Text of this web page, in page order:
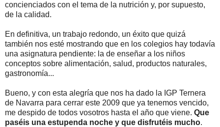
concienciados con el tema de la nutrición y, por supuesto,
de la calidad.
En definitiva, un trabajo redondo, un éxito que quizá
también nos esté mostrando que en los colegios hay todavía
una asignatura pendiente: la de enseñar a los niños
conceptos sobre alimentación, salud, productos naturales,
gastronomía...
Bueno, y con esta alegría que nos ha dado la IGP Ternera
de Navarra para cerrar este 2009 que ya tenemos vencido,
me despido de todos vosotros hasta el año que viene. Que
paséis una estupenda noche y que disfrutéis mucho.